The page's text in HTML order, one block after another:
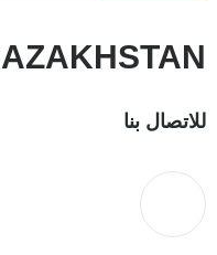
للاتصال بنا